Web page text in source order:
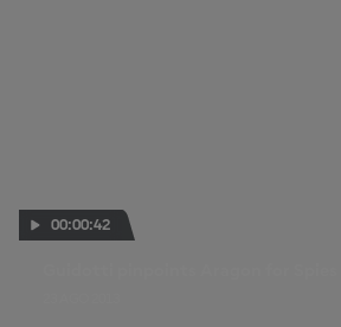
00:00:42